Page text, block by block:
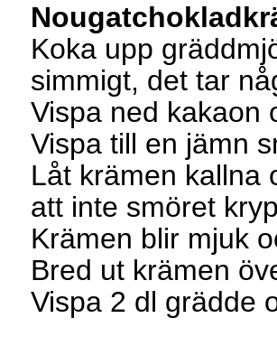
Koka upp
simmigt, det tar
Vispa ned kakaon
Vispa till en jämn
Låt krämen kallna
att inte smöret
Krämen blir mjuk
Bred ut krämen
Vispa 2 dl grädde